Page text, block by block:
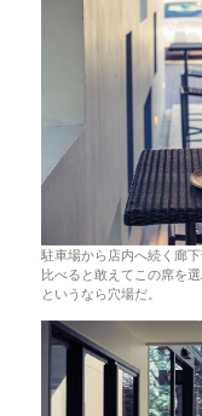
駐車場から店内へ続く廊
比べると敢えてこの席を
というなら穴場だ。